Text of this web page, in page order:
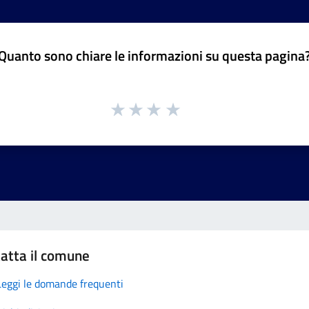
sono chiare le informazioni su questa
il comune
le domande frequenti